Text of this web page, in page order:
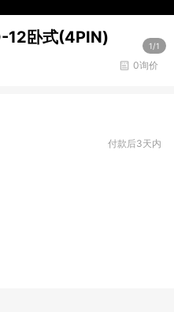
1/1
12卧式(4PIN)
0询价
付款后3天内